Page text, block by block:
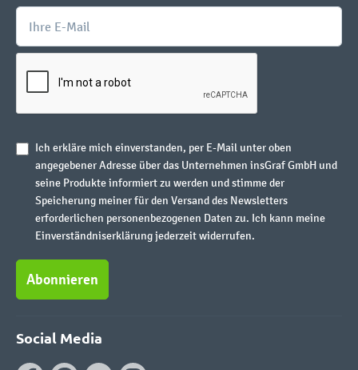
Ich erkläre mich einverstanden, per E-Mail unter oben
angegebener Adresse über das Unternehmen insGraf GmbH und
seine Produkte informiert zu werden und stimme der
Speicherung meiner für den Versand des Newsletters
erforderlichen personenbezogenen Daten zu. Ich kann meine
Einverständniserklärung jederzeit widerrufen.
Abonnieren
Social Media